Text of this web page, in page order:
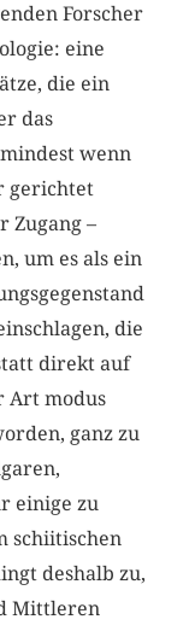
Forscher
eine
die ein
das
wenn
gerichtet
Zugang –
um es als ein
die
direkt auf
Art modus
ganz zu
einige zu
schiitischen
deshalb zu,
Mittleren